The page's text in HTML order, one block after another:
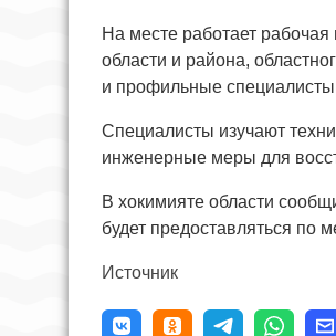
На месте работает
области и района,
и профильные
Специалисты изучают
инженерные меры для
В хокимияте области
будет предоставляться по
Источник